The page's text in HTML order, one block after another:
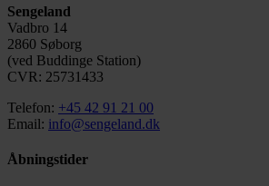
Sengeland
Vadbro 14
2860 Søborg
(ved Buddinge Station)
CVR: 25731433
Telefon: +45 42 91 21 00
Email: info@sengeland.dk
Åbningstider